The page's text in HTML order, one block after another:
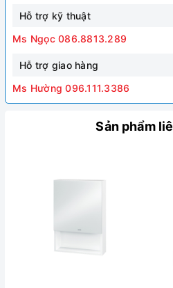
Hỗ trợ kỹ thuật
Ms Ngọc 086.8813.289
Hỗ trợ giao hàng
Ms Hường 096.111.3386
Sản phẩm